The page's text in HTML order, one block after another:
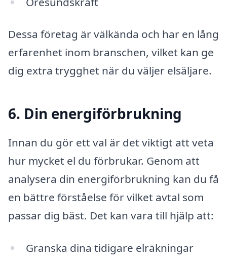
Dessa företag är välkända och har en lång
erfarenhet inom branschen, vilket kan ge
dig extra trygghet när du väljer elsäljare.
6. Din energiförbrukning
Innan du gör ett val är det viktigt att veta
hur mycket el du förbrukar. Genom att
analysera din energiförbrukning kan du få
en bättre förståelse för vilket avtal som
passar dig bäst. Det kan vara till hjälp att:
Granska dina tidigare elräkningar